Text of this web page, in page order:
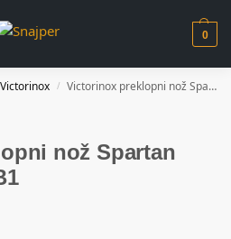
0
Victorinox / Victorinox preklopni nož Spartan Camo 13603.94B1
nož Spartan